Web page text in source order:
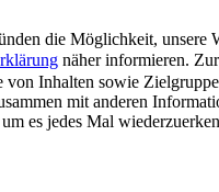
die Möglichkeit,
näher informieren.
Inhalten sowie
mit anderen
es jedes Mal